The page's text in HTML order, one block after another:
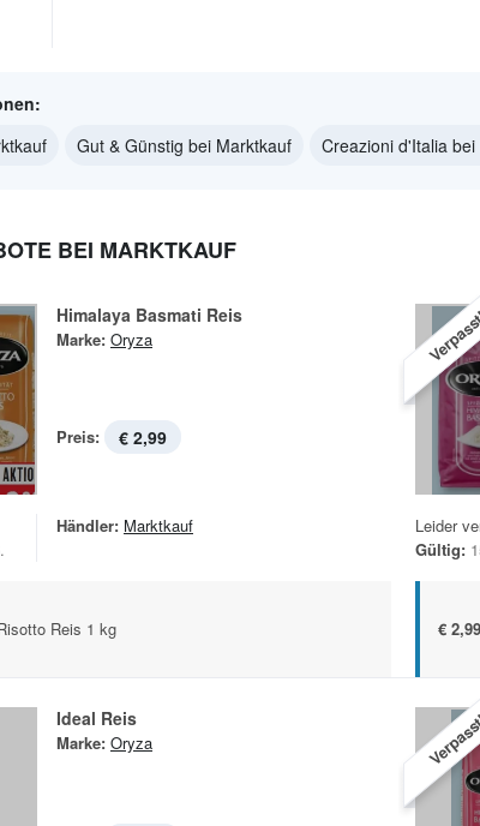
Gut & Günstig bei Marktkauf Creazioni d'Italia
BEI MARKTKAUF
Himalaya Basmati Reis
Marke: Oryza
Preis: € 2,99
Händler: Marktkauf
Reis 1 kg
Leider
Gültig:
€
Ideal Reis
Marke: Oryza